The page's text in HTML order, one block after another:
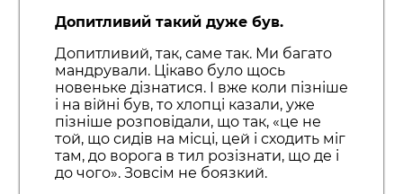
Допитливий такий дуже був.
Допитливий, так, саме так. Ми багато
мандрували. Цікаво було щось
новеньке дізнатися. І вже коли пізніше
і на війні був, то хлопці казали, уже
пізніше розповідали, що так, «це не
той, що сидів на місці, цей і сходить міг
там, до ворога в тил розізнати, що де і
до чого». Зовсім не боязкий.